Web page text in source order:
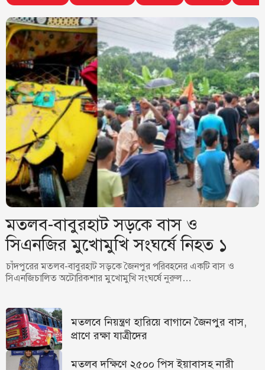
মতলব-বাবুরহাট সড়কে বাস ও
সিএনজির মুখোমুখি সংঘর্ষে নিহত ১
চাঁদপুরের মতলব-বাবুরহাট সড়কে জৈনপুর পরিবহনের একটি বাস ও
সিএনজিচালিত অটোরিকশার মুখোমুখি সংঘর্ষে নুরুল…
মতলবে নিয়ন্ত্রণ হারিয়ে বাগানে জৈনপুর বাস,
প্রাণে রক্ষা যাত্রীদের
মতলব দক্ষিণে ২৫০০ পিস ইয়াবাসহ নারী